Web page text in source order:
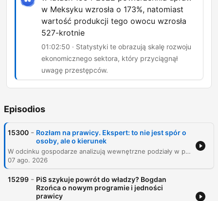
w Meksyku wzrosła o 173%, natomiast
wartość produkcji tego owocu wzrosła
527-krotnie
01:02:50 · Statystyki te obrazują skalę rozwoju
ekonomicznego sektora, który przyciągnął
uwagę przestępców.
Episodios
15300 - Rozłam na prawicy. Ekspert: to nie jest spór o
osoby, ale o kierunek
W odcinku gospodarze analizują wewnętrzne podziały w polskiej prawicy, skupiając się na różnicach ideologicznych między PiS a obozem Mateusza Morawieckiego oraz kompetencjach liderów Konfederacji. Rozmowa dotyka również problemu braku niezależności mediów i sondaży w Polsce. W dalszej części program przechodzi do tematów globalnych: analizie osłabienia pozycji USA na arenie międzynarodowej, sytuacji na Bliskim Wschodzie oraz kryzysowi migracyjnemu w Europie. Odcinek kończy się omówieniem zjawiska El Niño oraz wpływu meksykańskich karteli narkotykowych na sektor produkcji awokado.
07 ago. 2026
15299 - PiS szykuje powrót do władzy? Bogdan
Rzońca o nowym programie i jedności
prawicy